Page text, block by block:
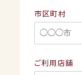
市区町村
ご利用店舗